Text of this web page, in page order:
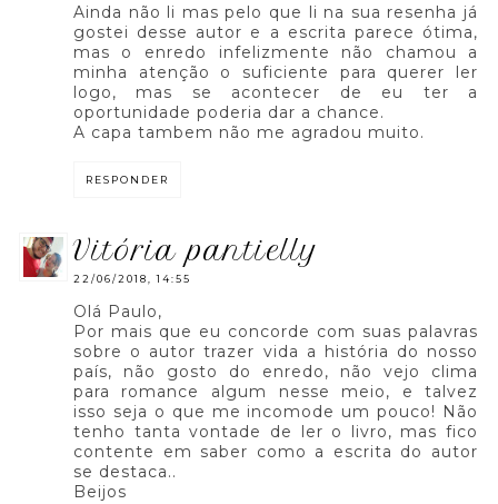
Ainda não li mas pelo que li na sua resenha já
gostei desse autor e a escrita parece ótima,
mas o enredo infelizmente não chamou a
minha atenção o suficiente para querer ler
logo, mas se acontecer de eu ter a
oportunidade poderia dar a chance.
A capa tambem não me agradou muito.
RESPONDER
vitória pantielly
22/06/2018, 14:55
Olá Paulo,
Por mais que eu concorde com suas palavras
sobre o autor trazer vida a história do nosso
país, não gosto do enredo, não vejo clima
para romance algum nesse meio, e talvez
isso seja o que me incomode um pouco! Não
tenho tanta vontade de ler o livro, mas fico
contente em saber como a escrita do autor
se destaca..
Beijos